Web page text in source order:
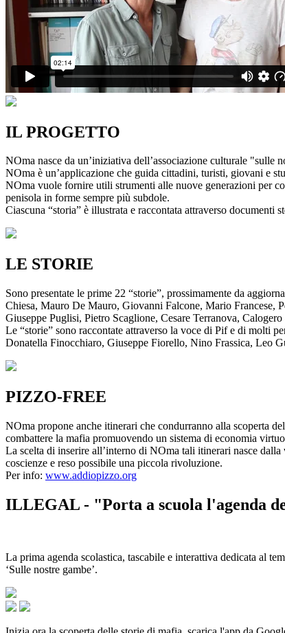
IL PROGETTO
NOma nasce da un’iniziativa dell’associazione culturale
NOma è un’applicazione che guida cittadini, turisti, giovani e
NOma vuole fornire utili strumenti alle nuove generazioni per
penisola in forme sempre più subdole.
Ciascuna “storia” è illustrata e raccontata attraverso
LE STORIE
Sono presentate le prime 22 “storie”, prossimamente da
Chiesa, Mauro De Mauro, Giovanni Falcone, Mario Francese,
Giuseppe Puglisi, Pietro Scaglione, Cesare Terranova,
Le “storie” sono raccontate attraverso la voce di Pif e di molti
Donatella Finocchiaro, Giuseppe Fiorello, Nino Frassica, Leo
PIZZO-FREE
NOma propone anche itinerari che condurranno alla scoperta
combattere la mafia promuovendo un sistema di economia
La scelta di inserire all’interno di NOma tali itinerari nasce
coscienze e reso possibile una piccola rivoluzione.
Per info: www.addiopizzo.org
ILLEGAL - "Porta a scuola l'agenda
La prima agenda scolastica, tascabile e interattiva dedicata al
‘Sulle nostre gambe’.